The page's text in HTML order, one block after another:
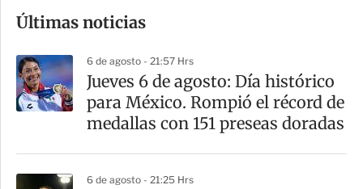
m
a
r
t
Últimas noticias
6 de agosto - 21:57 Hrs
Jueves 6 de agosto: Día histórico
para México. Rompió el récord de
medallas con 151 preseas doradas
6 de agosto - 21:25 Hrs